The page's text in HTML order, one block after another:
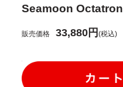
Seamoon Octatron
販売価格 33,880円(税込)